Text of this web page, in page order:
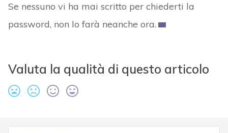
Se nessuno vi ha mai scritto per chiederti la
password, non lo farà neanche ora.
Valuta la qualità di questo articolo